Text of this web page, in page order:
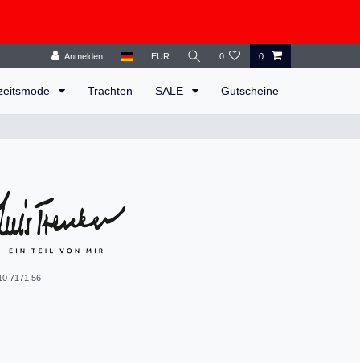
Anmelden EUR 0 0
Trachten SALE Gutscheine
7171 56